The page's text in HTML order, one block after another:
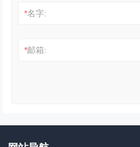
*名字:
*邮箱: